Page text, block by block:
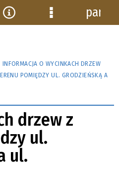
INFORMACJA O WYCINKACH DRZEW
POMIĘDZY UL. GRODZIEŃSKĄ A
drzew z
ul.
ul.
NarzędziaMenu
panel